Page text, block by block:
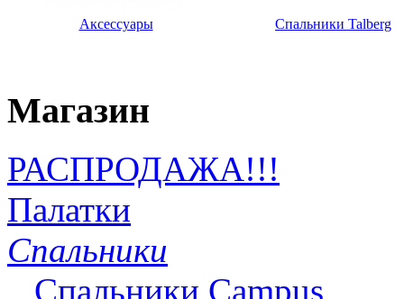
Аксессуары Спальники Talberg
Магазин
РАСПРОДАЖА!!!
Палатки
Спальники
Спальники Campus